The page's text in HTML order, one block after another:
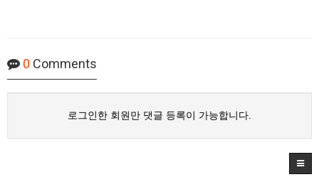
0 Comments
로그인한 회원만 댓글 등록이 가능합니다.